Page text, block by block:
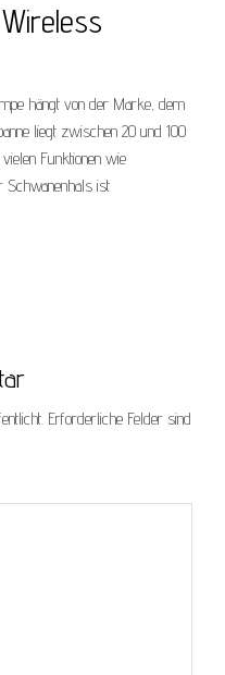
hängt von der Marke, dem
liegt zwischen 20 und 100
Funktionen wie
Schwanenhals ist
Erforderliche Felder sind